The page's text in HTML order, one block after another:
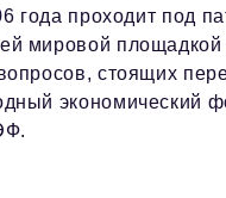
проходит под
мировой
стоящих
экономический